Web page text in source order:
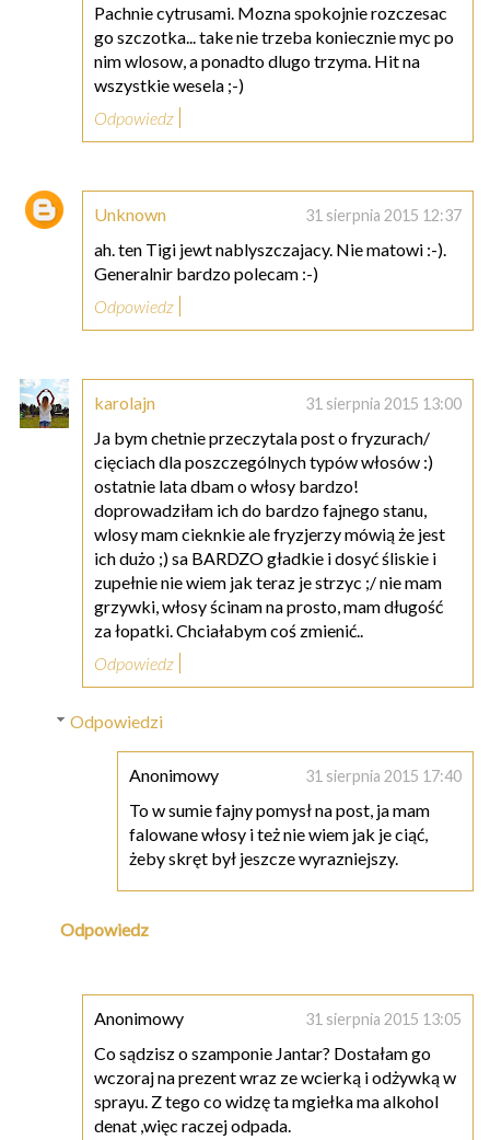
Pachnie cytrusami. Mozna spokojnie rozczesac
go szczotka... take nie trzeba koniecznie myc po
nim wlosow, a ponadto dlugo trzyma. Hit na
wszystkie wesela ;-)
Odpowiedz
Unknown 31 sierpnia 2015 12:37
ah. ten Tigi jewt nablyszczajacy. Nie matowi :-).
Generalnir bardzo polecam :-)
Odpowiedz
karolajn 31 sierpnia 2015 13:00
Ja bym chetnie przeczytala post o fryzurach/
cięciach dla poszczególnych typów włosów :)
ostatnie lata dbam o włosy bardzo!
doprowadziłam ich do bardzo fajnego stanu,
wlosy mam cieknkie ale fryzjerzy mówią że jest
ich dużo ;) sa BARDZO gładkie i dosyć śliskie i
zupełnie nie wiem jak teraz je strzyc ;/ nie mam
grzywki, włosy ścinam na prosto, mam długość
za łopatki. Chciałabym coś zmienić..
Odpowiedz
Odpowiedzi
Anonimowy 31 sierpnia 2015 17:40
To w sumie fajny pomysł na post, ja mam
falowane włosy i też nie wiem jak je ciąć,
żeby skręt był jeszcze wyrazniejszy.
Odpowiedz
Anonimowy 31 sierpnia 2015 13:05
Co sądzisz o szamponie Jantar? Dostałam go
wczoraj na prezent wraz ze wcierką i odżywką w
sprayu. Z tego co widzę ta mgiełka ma alkohol
denat ,więc raczej odpada.